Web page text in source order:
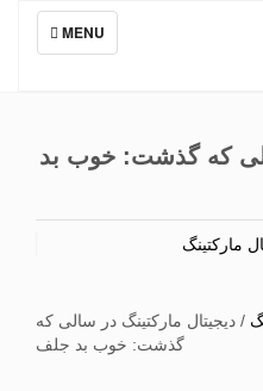
TOGGLE
NAVIGATION
MENU
که گذشت: خوب‌ بد
مارکتینگ
/دیجیتال مارکتینگ در سالی که
گذشت: خوب‌ بد جلف